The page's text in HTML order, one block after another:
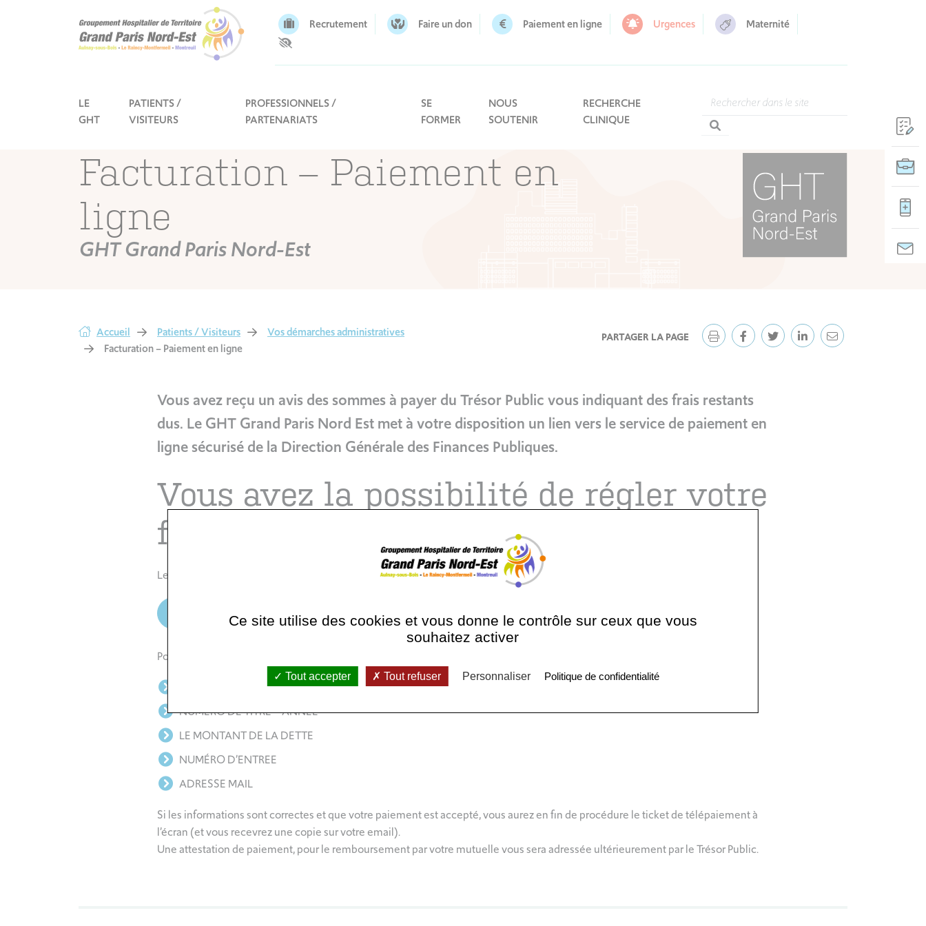
Recrutement Faire un don Paiement en ligne Urgences Maternité
LE
GHT
PATIENTS /
VISITEURS
PROFESSIONNELS /
PARTENARIATS
SE
FORMER
NOUS
SOUTENIR
RECHERCHE
CLINIQUE
Facturation – Paiement en
ligne
GHT Grand Paris Nord-Est
Accueil Patients / Visiteurs
Vos démarches administratives
Facturation – Paiement en ligne
PARTAGER LA PAGE
Vous avez reçu un avis des sommes à payer du Trésor Public vous indiquant des frais restants
dus. Le GHT Grand Paris Nord Est met à votre disposition un lien vers le service de paiement en
ligne sécurisé de la Direction Générale des Finances Publiques.
Vous avez la possibilité de régler votre
facture en ligne
Les informations nécessaires au règlement sont rassemblées sur le talon de paiement de l’avis des sommes à payer :
Régler ma facture
Pour procéder au règlement, vous devrez compléter les informations suivantes :
IDENTITE STRUCTURE DE L’ÉTABLISSEMENT
NUMÉRO DE TITRE – ANNÉE
LE MONTANT DE LA DETTE
NUMÉRO D’ENTREE
ADRESSE MAIL
Si les informations sont correctes et que votre paiement est accepté, vous aurez en fin de procédure le ticket de télépaiement à
l’écran (et vous recevrez une copie sur votre email).
Une attestation de paiement, pour le remboursement par votre mutuelle vous sera adressée ultérieurement par le Trésor Public.
Ce site utilise des cookies et vous donne le contrôle sur ceux que vous
souhaitez activer
Tout accepter Tout refuser Personnaliser Politique de confidentialité